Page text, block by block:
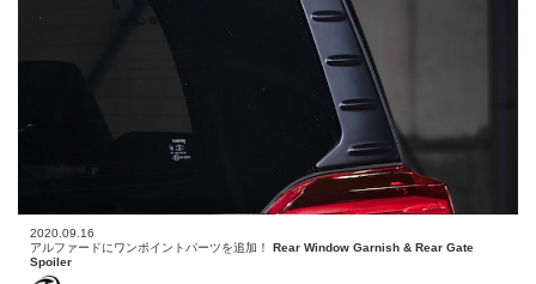
2020.09.16
アルファードにワンポイントパーツを追加！ Rear Window Garnish & Rear Gate
Spoiler